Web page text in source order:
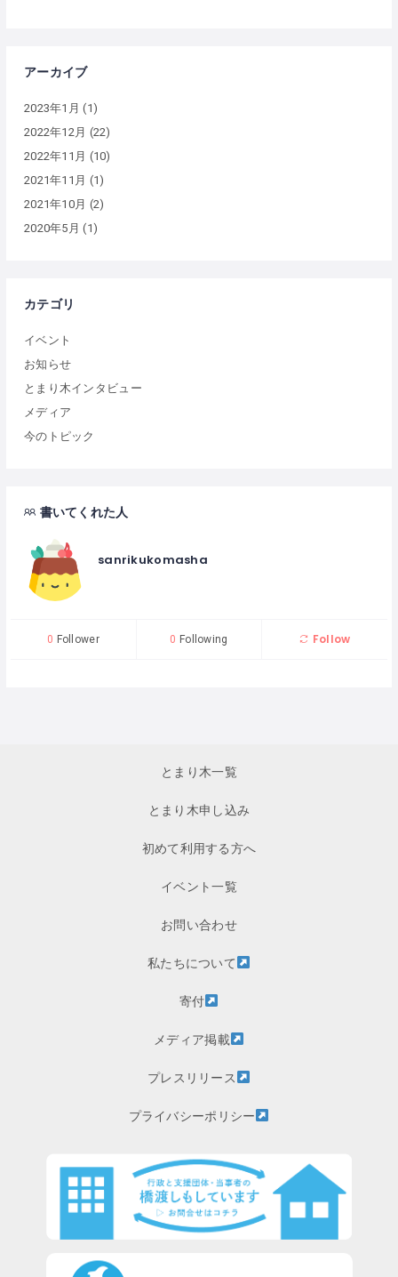
アーカイブ
2023年1月 (1)
2022年12月 (22)
2022年11月 (10)
2021年11月 (1)
2021年10月 (2)
2020年5月 (1)
カテゴリ
イベント
お知らせ
とまり木インタビュー
メディア
今のトピック
書いてくれた人
sanrikukomasha
0 Follower 0 Following Follow
とまり木一覧
とまり木申し込み
初めて利用する方へ
イベント一覧
お問い合わせ
私たちについて
寄付
メディア掲載
プレスリリース
プライバシーポリシー